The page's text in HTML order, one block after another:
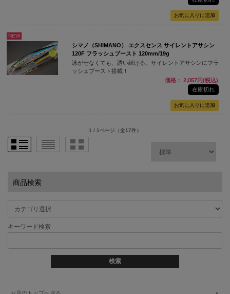
NEW
シマノ（SHIMANO） エクスセンス サイレントアサシン
120F フラッシュブースト 120mm/19g
泳がせなくても、誘い続ける。サイレントアサシンにフラ
ッシュブースト搭載！
価格： 2,057円(税込)
在庫切れ
1 / 1ページ （全17件）
商品検索
キーワード検索